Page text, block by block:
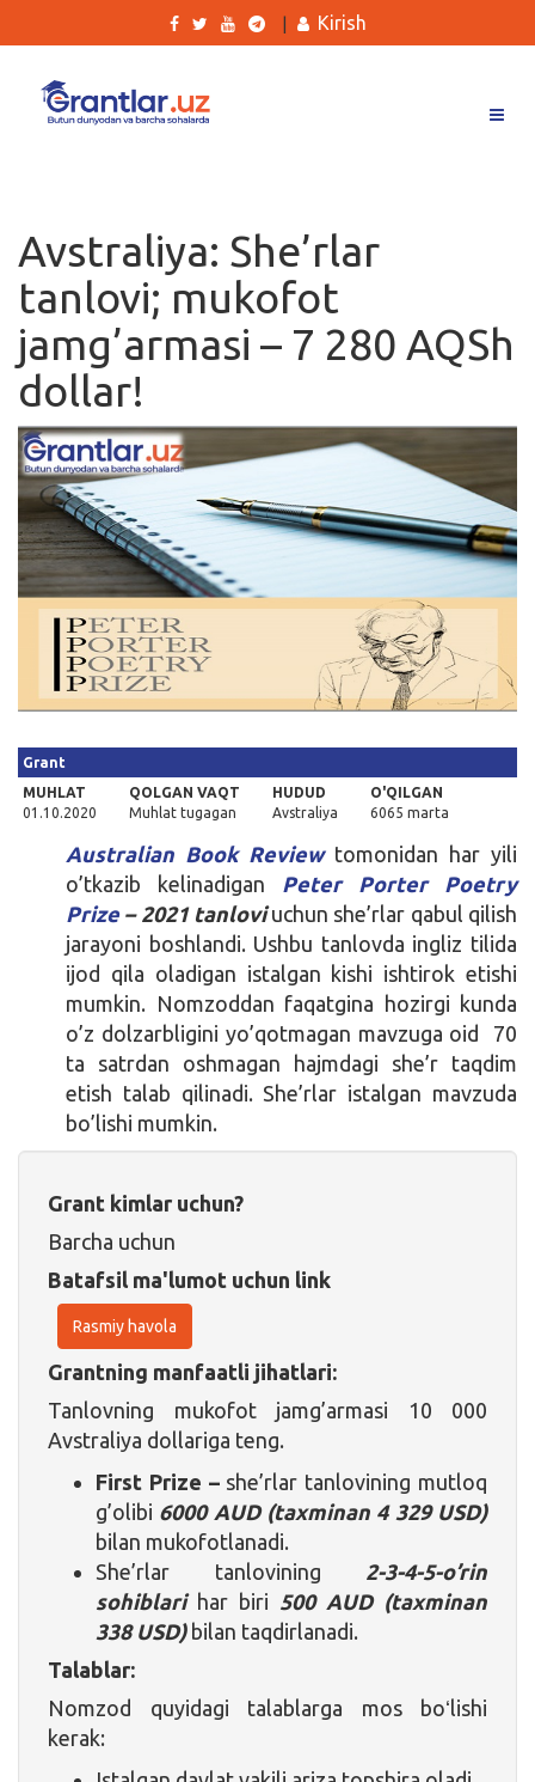
Ishlar
Kurslar
Blog
Yana
Qidirish
Kirish
Kirish
Avstraliya: She’rlar
tanlovi; mukofot
jamg’armasi – 7 280 AQSh
dollar!
Grant
MUHLAT
01.10.2020
QOLGAN VAQT
Muhlat tugagan
HUDUD
Avstraliya
O'QILGAN
6065 marta
Australian Book Review tomonidan har yili
o’tkazib kelinadigan Peter Porter Poetry
Prize– 2021 tanloviuchun she’rlar qabul qilish
jarayoni boshlandi. Ushbu tanlovda ingliz tilida
ijod qila oladigan istalgan kishi ishtirok etishi
mumkin. Nomzoddan faqatgina hozirgi kunda
o’z dolzarbligini yo’qotmagan mavzuga oid 70
ta satrdan oshmagan hajmdagi she’r taqdim
etish talab qilinadi. She’rlar istalgan mavzuda
bo’lishi mumkin.
Grant kimlar uchun?
Barcha uchun
Batafsil ma'lumot uchun link
Rasmiy havola
Grantning manfaatli jihatlari:
Tanlovning mukofot jamg’armasi 10 000
Avstraliya dollariga teng.
First Prize – she’rlar tanlovining mutloq
g’olibi 6000 AUD (taxminan 4 329 USD)
bilan mukofotlanadi.
She’rlar tanlovining 2-3-4-5-o’rin
sohiblarihar biri 500 AUD (taxminan
338 USD)bilan taqdirlanadi.
Talablar:
Nomzod quyidagi talablarga mos boʻlishi
kerak: